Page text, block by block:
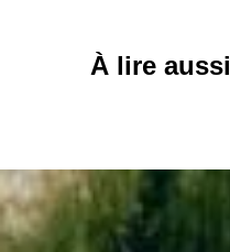
À lire aussi